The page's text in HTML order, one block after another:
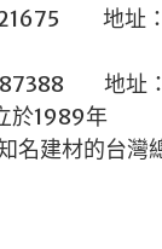
仁德門
蘭市
年
灣總